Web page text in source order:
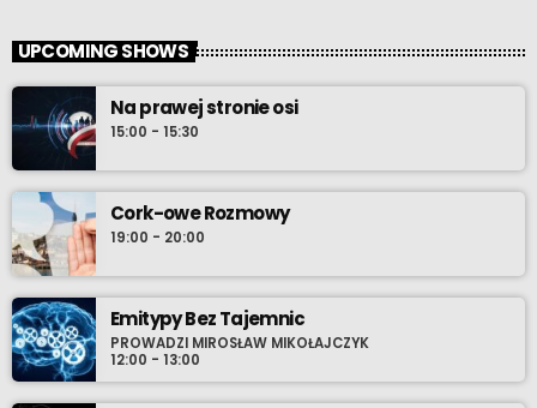
UPCOMING SHOWS
Na prawej stronie osi
15:00 - 15:30
Cork-owe Rozmowy
19:00 - 20:00
Emitypy Bez Tajemnic
PROWADZI MIROSŁAW MIKOŁAJCZYK
12:00 - 13:00